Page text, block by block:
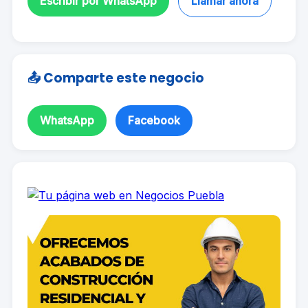
📤 Comparte este negocio
WhatsApp Facebook